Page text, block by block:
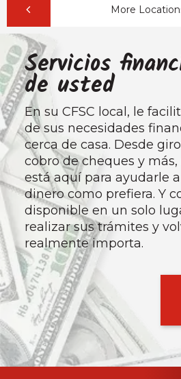
More
Servicios
de usted
En su CFSC local, le
de sus necesidades
cerca de casa. Desde
cobro de cheques y
está aquí para ayudarle
dinero como prefiera. Y
disponible en un solo
realizar sus trámites y
realmente importa.